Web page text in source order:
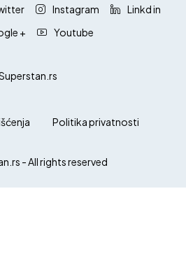
Instagram
Linkd in
+
Youtube
Politika privatnosti
- All rights reserved